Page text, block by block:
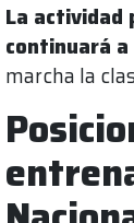
La actividad
continuará a
marcha la